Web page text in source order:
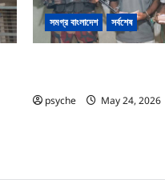
সমগ্র বাংলাদেশ সর্বশেষ
psyche
May 24, 2026